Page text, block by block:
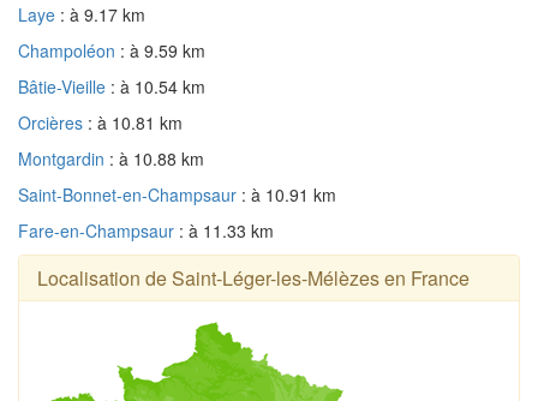
Laye : à 9.17 km
Champoléon : à 9.59 km
Bâtie-Vieille : à 10.54 km
Orcières : à 10.81 km
Montgardin : à 10.88 km
Saint-Bonnet-en-Champsaur : à 10.91 km
Fare-en-Champsaur : à 11.33 km
Localisation de Saint-Léger-les-Mélèzes en France